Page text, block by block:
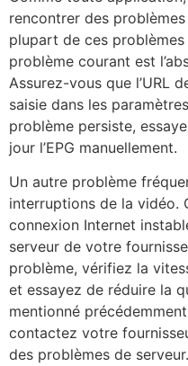
rencontrer des
plupart de ces
problème courant est
Assurez-vous que l’URL
saisie dans les
problème persiste,
jour l’EPG manuellement.
Un autre problème
interruptions de la vidéo.
connexion Internet
serveur de votre
problème, vérifiez la
et essayez de réduire la
mentionné
contactez votre
des problèmes de serveur.